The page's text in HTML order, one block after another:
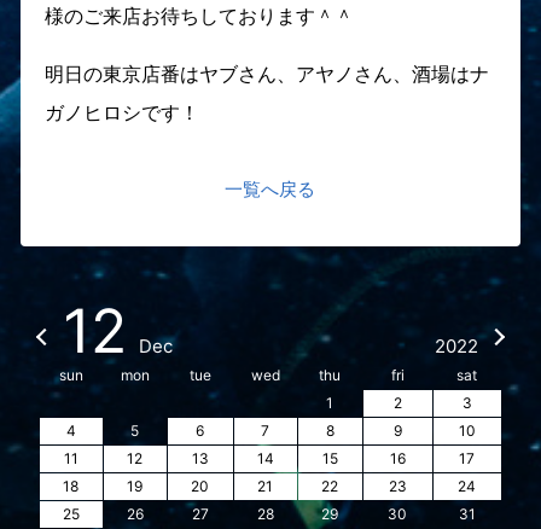
様のご来店お待ちしております＾＾
明日の東京店番はヤブさん、アヤノさん、酒場はナ
ガノヒロシです！
一覧へ戻る
12 Dec 2022
sun mon tue wed thu fri
sat
1
2
3
4
5 6 7 8 9
10
11
12 13 14 15 16
17
18
19 20 21 22 23
24
25
26 27 28 29 30 31